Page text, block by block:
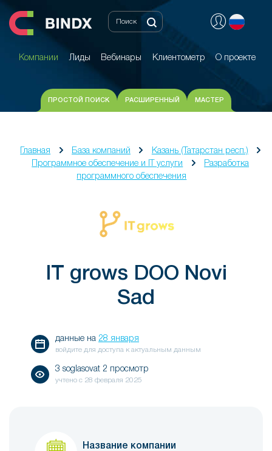
Компании Лиды Вебинары Клиентометр О проекте
Компании Лиды Вебинары Клиентометр О проекте
ПРОСТОЙ ПОИСК РАСШИРЕННЫЙ МАСТЕР
Главная База компаний
Казань (Татарстан респ.)
Программное обеспечение и IT услуги
Разработка
программного обеспечения
IT grows DOO Novi
Sad
данные на 28 января
войдите для доступа к актуальным данным
3 soglasovat 2 просмотр
учтено с 28 февраля 2025
Название компании